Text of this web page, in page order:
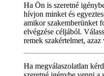
Ha Ön is szeretné
hívjon minket és
amikor szakemberünket
elvégzése céljából.
remek szakértelmet,
Ha megválaszolatlan